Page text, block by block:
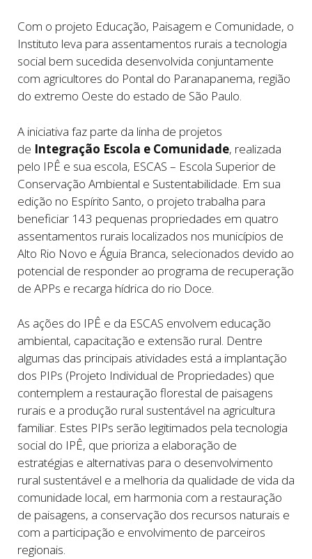
Com o projeto Educação, Paisagem e Comunidade, o
Instituto leva para assentamentos rurais a tecnologia
social bem sucedida desenvolvida conjuntamente
com agricultores do Pontal do Paranapanema, região
do extremo Oeste do estado de São Paulo.
A iniciativa faz parte da linha de projetos
de Integração Escola e Comunidade, realizada
pelo IPÊ e sua escola, ESCAS – Escola Superior de
Conservação Ambiental e Sustentabilidade. Em sua
edição no Espírito Santo, o projeto trabalha para
beneficiar 143 pequenas propriedades em quatro
assentamentos rurais localizados nos municípios de
Alto Rio Novo e Águia Branca, selecionados devido ao
potencial de responder ao programa de recuperação
de APPs e recarga hídrica do rio Doce.
As ações do IPÊ e da ESCAS envolvem educação
ambiental, capacitação e extensão rural. Dentre
algumas das principais atividades está a implantação
dos PIPs (Projeto Individual de Propriedades) que
contemplem a restauração florestal de paisagens
rurais e a produção rural sustentável na agricultura
familiar. Estes PIPs serão legitimados pela tecnologia
social do IPÊ, que prioriza a elaboração de
estratégias e alternativas para o desenvolvimento
rural sustentável e a melhoria da qualidade de vida da
comunidade local, em harmonia com a restauração
de paisagens, a conservação dos recursos naturais e
com a participação e envolvimento de parceiros
regionais.